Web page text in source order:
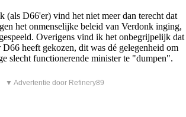
(als D66'er) vind het niet meer dan terecht dat
het onmenselijke beleid van Verdonk inging,
Overigens vind ik het onbegrijpelijk dat
heeft gekozen, dit was dé gelegenheid om
slecht functionerende minister te "dumpen".
▼ Advertentie door Refinery89